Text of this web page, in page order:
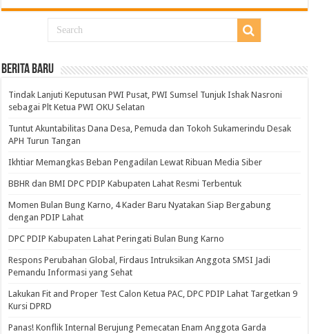
BERITA BARU
Tindak Lanjuti Keputusan PWI Pusat, PWI Sumsel Tunjuk Ishak Nasroni
sebagai Plt Ketua PWI OKU Selatan
Tuntut Akuntabilitas Dana Desa, Pemuda dan Tokoh Sukamerindu Desak
APH Turun Tangan
Ikhtiar Memangkas Beban Pengadilan Lewat Ribuan Media Siber
BBHR dan BMI DPC PDIP Kabupaten Lahat Resmi Terbentuk
Momen Bulan Bung Karno, 4 Kader Baru Nyatakan Siap Bergabung
dengan PDIP Lahat
DPC PDIP Kabupaten Lahat Peringati Bulan Bung Karno
Respons Perubahan Global, Firdaus Intruksikan Anggota SMSI Jadi
Pemandu Informasi yang Sehat
Lakukan Fit and Proper Test Calon Ketua PAC, DPC PDIP Lahat Targetkan 9
Kursi DPRD
Panas! Konflik Internal Berujung Pemecatan Enam Anggota Garda